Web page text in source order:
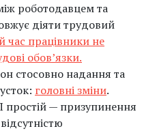
роботодавцем та
діяти трудовий
час працівники не
обов’язки.
стосовно надання та
головні зміни.
— призупинення